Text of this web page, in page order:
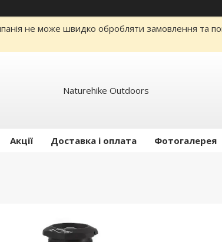
не може швидко обробляти замовлення та
Naturehike Outdoors
Акції Доставка і оплата Фотогалерея